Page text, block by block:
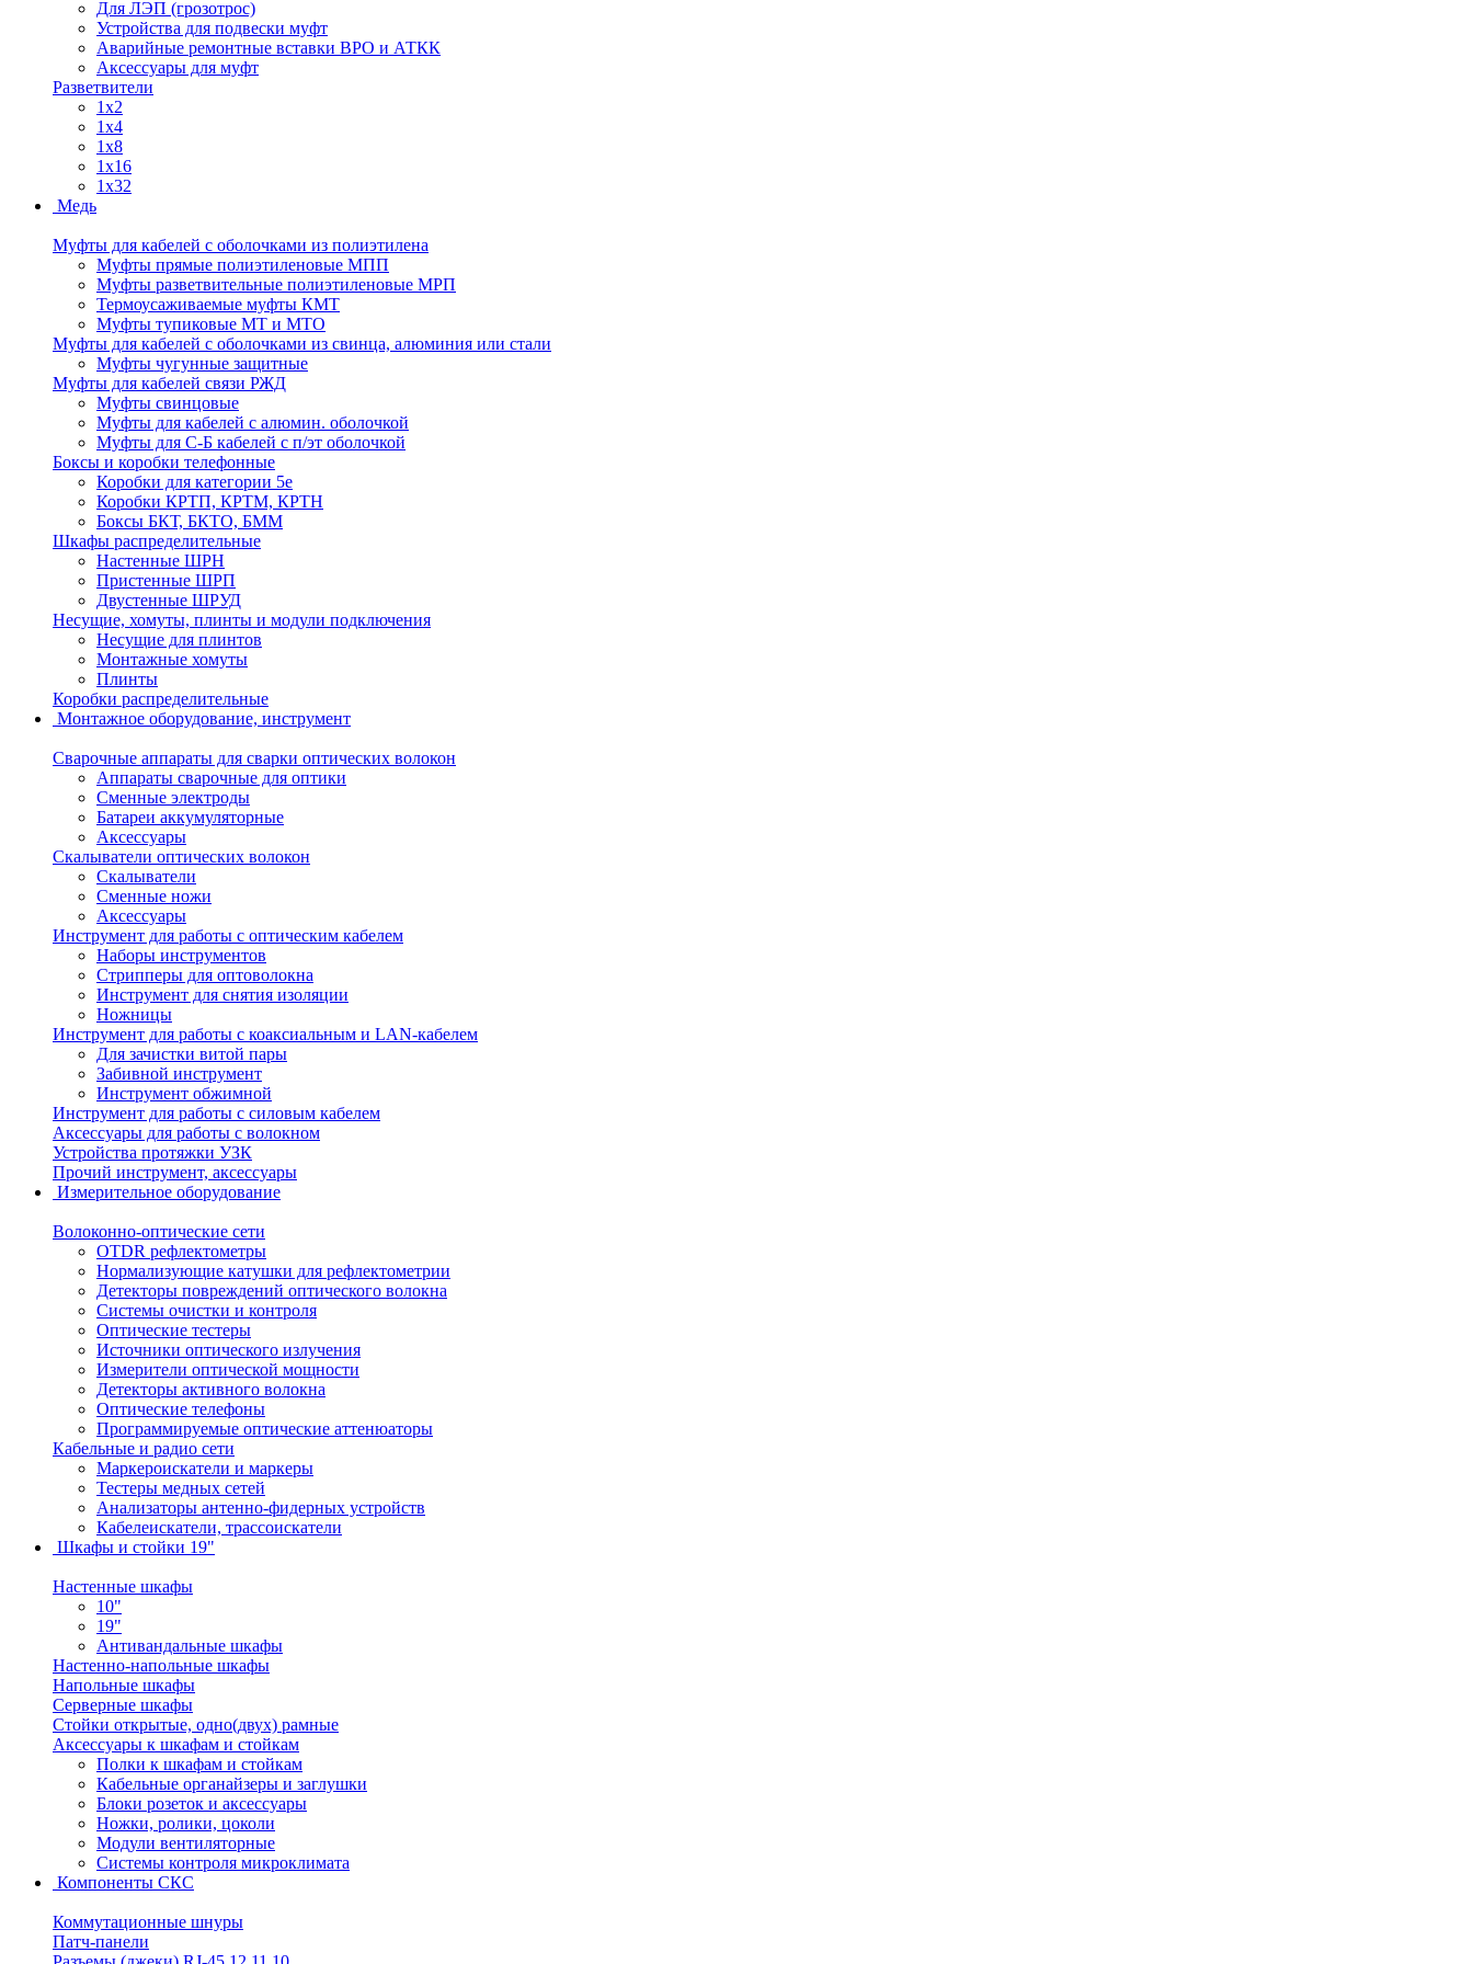
Для ЛЭП (грозотрос)
Устройства для подвески муфт
Аварийные ремонтные вставки ВРО и АТКК
Аксессуары для муфт
Разветвители
1x2
1x4
1x8
1x16
1x32
Медь
Муфты для кабелей с оболочками из полиэтилена
Муфты прямые полиэтиленовые МПП
Муфты разветвительные полиэтиленовые МРП
Термоусаживаемые муфты КМТ
Муфты тупиковые МТ и МТО
Муфты для кабелей с оболочками из свинца, алюминия или стали
Муфты чугунные защитные
Муфты для кабелей связи РЖД
Муфты свинцовые
Муфты для кабелей с алюмин. оболочкой
Муфты для С-Б кабелей с п/эт оболочкой
Боксы и коробки телефонные
Коробки для категории 5е
Коробки КРТП, КРТМ, КРТН
Боксы БКТ, БКТО, БММ
Шкафы распределительные
Настенные ШРН
Пристенные ШРП
Двустенные ШРУД
Несущие, хомуты, плинты и модули подключения
Несущие для плинтов
Монтажные хомуты
Плинты
Коробки распределительные
Монтажное оборудование, инструмент
Сварочные аппараты для сварки оптических волокон
Аппараты сварочные для оптики
Сменные электроды
Батареи аккумуляторные
Аксессуары
Скалыватели оптических волокон
Скалыватели
Сменные ножи
Аксессуары
Инструмент для работы с оптическим кабелем
Наборы инструментов
Стрипперы для оптоволокна
Инструмент для снятия изоляции
Ножницы
Инструмент для работы с коаксиальным и LAN-кабелем
Для зачистки витой пары
Забивной инструмент
Инструмент обжимной
Инструмент для работы с силовым кабелем
Аксессуары для работы с волокном
Устройства протяжки УЗК
Прочий инструмент, аксессуары
Измерительное оборудование
Волоконно-оптические сети
OTDR рефлектометры
Нормализующие катушки для рефлектометрии
Детекторы повреждений оптического волокна
Системы очистки и контроля
Оптические тестеры
Источники оптического излучения
Измерители оптической мощности
Детекторы активного волокна
Оптические телефоны
Программируемые оптические аттенюаторы
Кабельные и радио сети
Маркероискатели и маркеры
Тестеры медных сетей
Анализаторы антенно-фидерных устройств
Кабелеискатели, трассоискатели
Шкафы и стойки 19"
Настенные шкафы
10"
19"
Антивандальные шкафы
Настенно-напольные шкафы
Напольные шкафы
Серверные шкафы
Стойки открытые, одно(двух) рамные
Аксессуары к шкафам и стойкам
Полки к шкафам и стойкам
Кабельные органайзеры и заглушки
Блоки розеток и аксессуары
Ножки, ролики, цоколи
Модули вентиляторные
Системы контроля микроклимата
Компоненты СКС
Коммутационные шнуры
Патч-панели